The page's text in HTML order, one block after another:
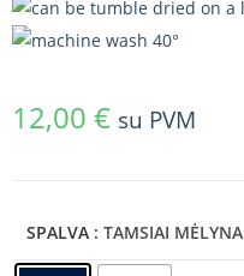
12,00 € su PVM
SPALVA : TAMSIAI MĖLYNA